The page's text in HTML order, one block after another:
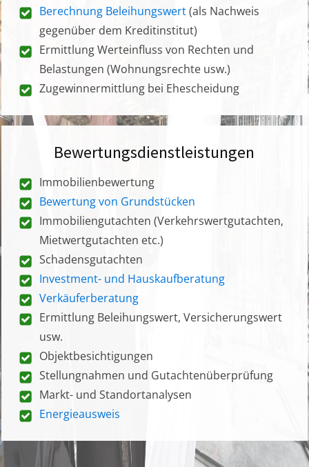
Berechnung Beleihungswert(als Nachweis
gegenüber dem Kreditinstitut)
Ermittlung Werteinfluss von Rechten und
Belastungen (Wohnungsrechte usw.)
Zugewinnermittlung bei Ehescheidung
Bewertungsdienstleistungen
Immobilienbewertung
Bewertung von Grundstücken
Immobiliengutachten (Verkehrswertgutachten,
Mietwertgutachten etc.)
Schadensgutachten
Investment- und Hauskaufberatung
Verkäuferberatung
Ermittlung Beleihungswert, Versicherungswert
usw.
Objektbesichtigungen
Stellungnahmen und Gutachtenüberprüfung
Markt- und Standortanalysen
Energieausweis